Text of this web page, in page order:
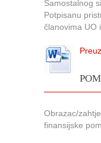
Samostalnog
Potpisanu
članovima UO
Obrazac/
finansijske